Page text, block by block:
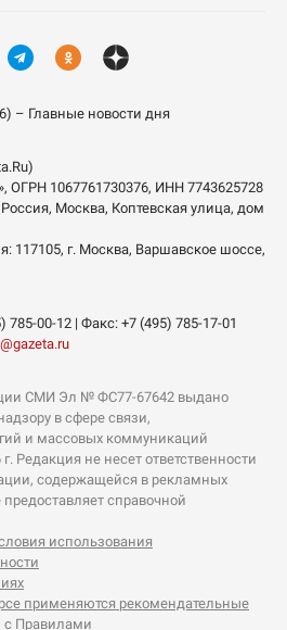
– Главные новости дня
, ОГРН 1067761730376, ИНН 7743625728
Москва, Коптевская улица, дом
117105, г. Москва, Варшавское шоссе,
785-00-12 | Факс: +7 (495) 785-17-01
СМИ Эл № ФС77-67642 выдано
в сфере связи,
и массовых коммуникаций
Редакция не несет ответственности
содержащейся в рекламных
справочной
использования
применяются рекомендательные
с Правилами